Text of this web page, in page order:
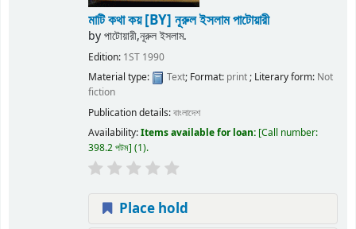
মাটি কথা কয়[BY] নূরুল ইসলাম পাটোয়ারী
byপাটোয়ারী,নূরুল ইসলাম.
Edition: 1ST 1990
Material type:
Text; Format: print; Literary form: Not
fiction
Publication details:বাংলাদেশ
Availability:Items available for loan: Call number:
398.2 পটম (1).
Place hold